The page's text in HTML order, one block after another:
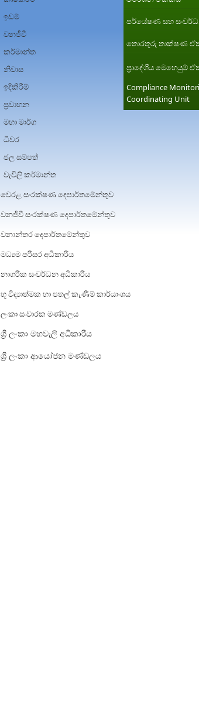
පර්යේෂණ සහ
තොරතුරු තාක්ෂණ
ප්‍රාදේශීය මෙහෙයුම්
Compliance
Coordinating Unit
ඉඩම්
වනජීවී
කර්මාන්ත
නිවාස
ඉදිකිරීම්
ප්‍රවාහන
මහා මාර්ග
ධීවර
ජල සම්පත්
වැවිලි කර්මාන්ත
වෙරළ සංරක්ෂණ දෙපාර්තමේන්තුව
වනජීවී සංරක්ෂණ දෙපාර්තමේන්තුව
වනාන්තර දෙපාර්තමේන්තුව
මධ්‍යම පරිසර අධිකාරිය
නාගරික සංවර්ධන අධිකාරිය
භූ විද්‍යාත්මක හා පතල් කැණීම් කාර්යාංශය
ලංකා සංචාරක මණ්ඩලය
ශ්‍රී ලංකා මහවැලි අධිකාරිය
ශ්‍රී ලංකා ආයෝජන මණ්ඩලය